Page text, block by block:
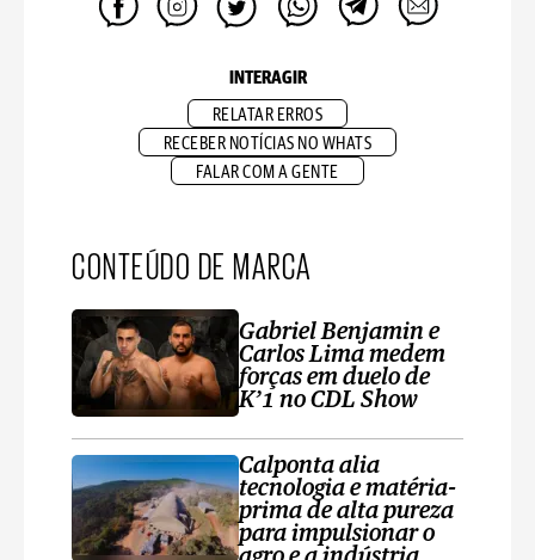
INTERAGIR
RELATAR ERROS
RECEBER NOTÍCIAS NO WHATS
FALAR COM A GENTE
CONTEÚDO DE MARCA
Gabriel Benjamin e
Carlos Lima medem
forças em duelo de
K’1 no CDL Show
Calponta alia
tecnologia e matéria-
prima de alta pureza
para impulsionar o